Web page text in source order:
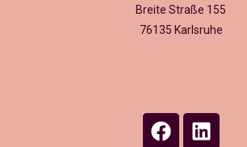
Breite Straße 155
76135 Karlsruhe